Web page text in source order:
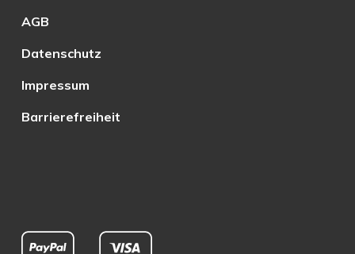
AGB
Datenschutz
Impressum
Barrierefreiheit